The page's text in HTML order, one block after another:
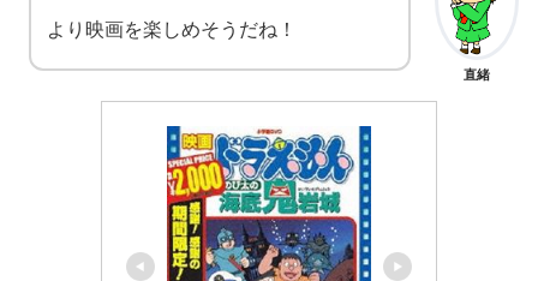
直緒
より映画を楽しめそうだね！